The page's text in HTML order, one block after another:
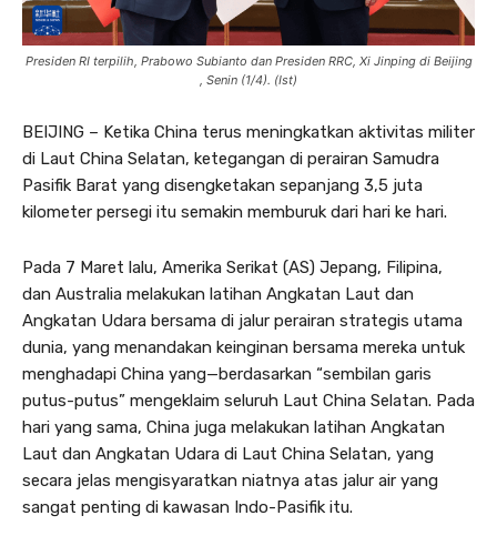
Presiden RI terpilih, Prabowo Subianto dan Presiden RRC, Xi Jinping di Beijing
, Senin (1/4). (Ist)
BEIJING – Ketika China terus meningkatkan aktivitas militer
di Laut China Selatan, ketegangan di perairan Samudra
Pasifik Barat yang disengketakan sepanjang 3,5 juta
kilometer persegi itu semakin memburuk dari hari ke hari.
Pada 7 Maret lalu, Amerika Serikat (AS) Jepang, Filipina,
dan Australia melakukan latihan Angkatan Laut dan
Angkatan Udara bersama di jalur perairan strategis utama
dunia, yang menandakan keinginan bersama mereka untuk
menghadapi China yang—berdasarkan “sembilan garis
putus-putus” mengeklaim seluruh Laut China Selatan. Pada
hari yang sama, China juga melakukan latihan Angkatan
Laut dan Angkatan Udara di Laut China Selatan, yang
secara jelas mengisyaratkan niatnya atas jalur air yang
sangat penting di kawasan Indo-Pasifik itu.